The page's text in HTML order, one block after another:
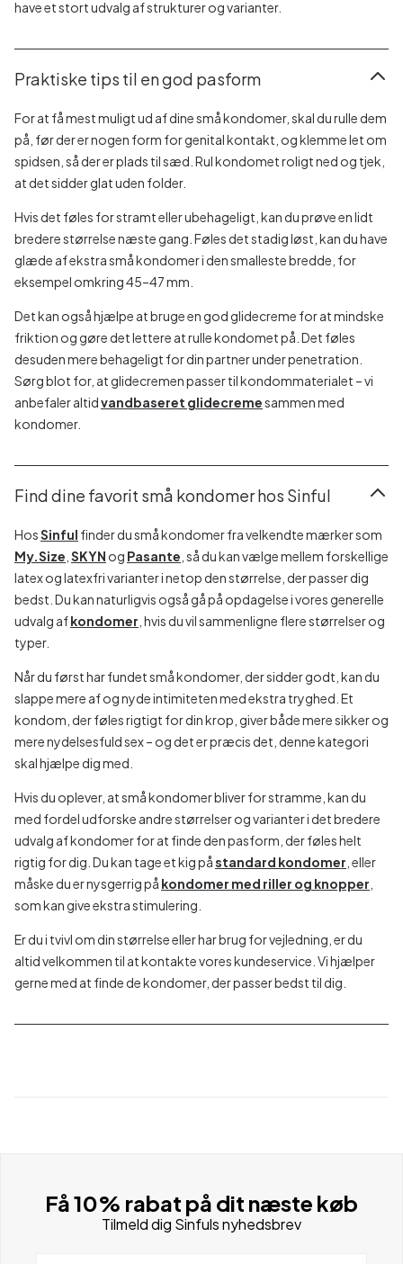
have et stort udvalg af strukturer og varianter.
Praktiske tips til en god pasform
For at få mest muligt ud af dine små kondomer, skal du rulle dem
på, før der er nogen form for genital kontakt, og klemme let om
spidsen, så der er plads til sæd. Rul kondomet roligt ned og tjek,
at det sidder glat uden folder.
Hvis det føles for stramt eller ubehageligt, kan du prøve en lidt
bredere størrelse næste gang. Føles det stadig løst, kan du have
glæde af ekstra små kondomer i den smalleste bredde, for
eksempel omkring 45–47 mm.
Det kan også hjælpe at bruge en god glidecreme for at mindske
friktion og gøre det lettere at rulle kondomet på. Det føles
desuden mere behageligt for din partner under penetration.
Sørg blot for, at glidecremen passer til kondommaterialet – vi
anbefaler altidvandbaseret glidecremesammen med
kondomer.
Find dine favorit små kondomer hos Sinful
HosSinful finder du små kondomer fra velkendte mærker som
My.Size SKYN og Pasante , så du kan vælge mellem forskellige
latex og latexfri varianter i netop den størrelse, der passer dig
bedst. Du kan naturligvis også gå på opdagelse i vores generelle
udvalg afkondomer , hvis du vil sammenligne flere størrelser og
typer.
Når du først har fundet små kondomer, der sidder godt, kan du
slappe mere af og nyde intimiteten med ekstra tryghed. Et
kondom, der føles rigtigt for din krop, giver både mere sikker og
mere nydelsesfuld sex – og det er præcis det, denne kategori
skal hjælpe dig med.
Hvis du oplever, at små kondomer bliver for stramme, kan du
med fordel udforske andre størrelser og varianter i det bredere
udvalg af kondomer for at finde den pasform, der føles helt
rigtig for dig. Du kan tage et kig påstandard kondomer , eller
måske du er nysgerrig på kondomer med riller og knopper
som kan give ekstra stimulering.
Er du i tvivl om din størrelse eller har brug for vejledning, er du
altid velkommen til at kontakte vores kundeservice. Vi hjælper
gerne med at finde de kondomer, der passer bedst til dig.
Få 10% rabat på dit næste køb
Tilmeld dig Sinfuls nyhedsbrev